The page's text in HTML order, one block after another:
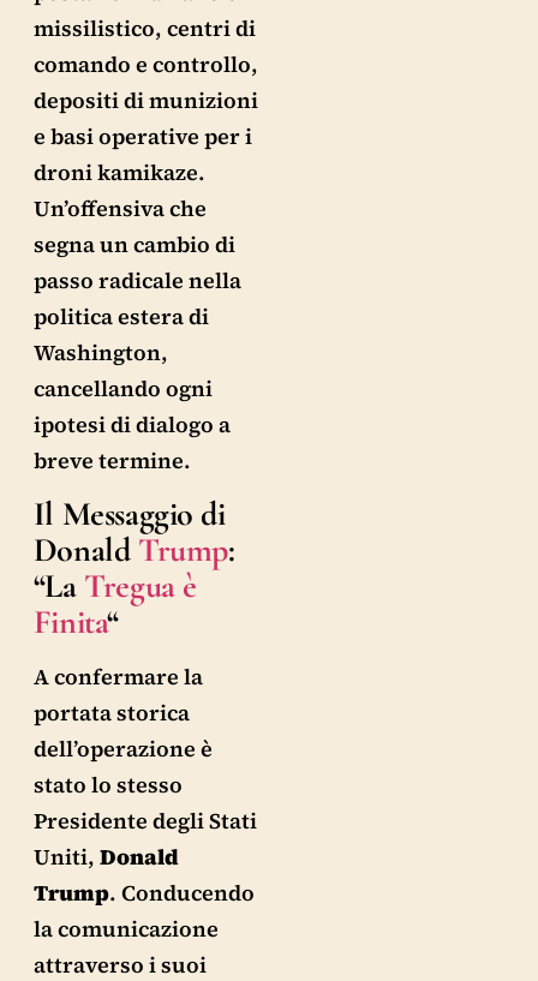
missilistico, centri di
comando e controllo,
depositi di munizioni
e basi operative per i
droni kamikaze.
Un’offensiva che
segna un cambio di
passo radicale nella
politica estera di
Washington,
cancellando ogni
ipotesi di dialogo a
breve termine.
Il Messaggio di
Donald Trump:
“La Tregua è
Finita“
A confermare la
portata storica
dell’operazione è
stato lo stesso
Presidente degli Stati
Uniti, Donald
Trump. Conducendo
la comunicazione
attraverso i suoi